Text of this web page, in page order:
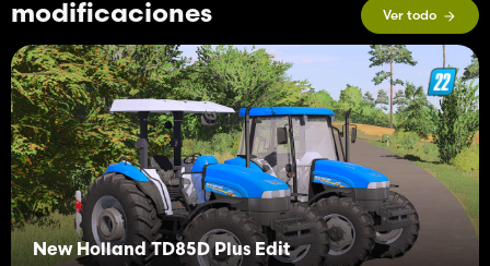
modificaciones Ver todo
New Holland TD85D Plus Edit